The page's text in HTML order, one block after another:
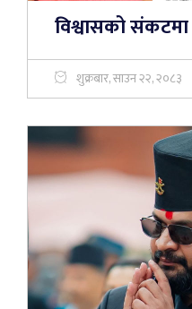
विश्वासको
शुक्रबार, साउन २२, २०८३